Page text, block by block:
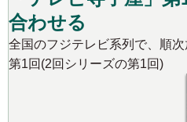
合わせる
全国のフジテレビ系列で、順
第1回(2回シリーズの第1回)